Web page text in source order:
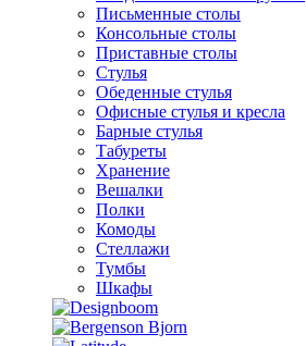
Письменные столы
Консольные столы
Приставные столы
Стулья
Обеденные стулья
Офисные стулья и кресла
Барные стулья
Табуреты
Хранение
Вешалки
Полки
Комоды
Стеллажи
Тумбы
Шкафы